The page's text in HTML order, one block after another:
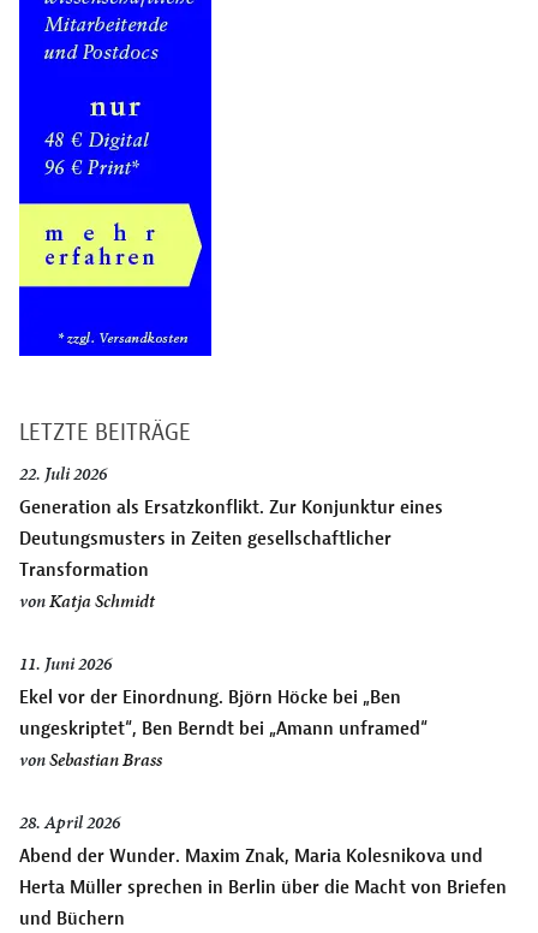
LETZTE BEITRÄGE
22. Juli 2026
Generation als Ersatzkonflikt. Zur Konjunktur eines
Deutungsmusters in Zeiten gesellschaftlicher
Transformation
vonKatja Schmidt
11. Juni 2026
Ekel vor der Einordnung. Björn Höcke bei „Ben
ungeskriptet“, Ben Berndt bei „Amann unframed“
vonSebastian Brass
28. April 2026
Abend der Wunder. Maxim Znak, Maria Kolesnikova und
Herta Müller sprechen in Berlin über die Macht von Briefen
und Büchern